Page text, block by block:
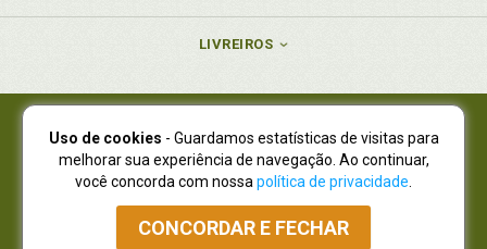
LIVREIROS
Juruá Editora Ltda., CNPJ 77.535.508/0001-19
Juruá Informática Ltda., CNPJ 01.701.561/0001-80
NOVO ENDEREÇO:R. Flávio Dallegrave, 7665, São Lourenço |
Curitiba - Paraná - CEP 82210-310
Atendimento: (41) 4009-3900|Vendas Atacado: (41) 4009-3939
Uso de cookies - Guardamos estatísticas de visitas para
melhorar sua experiência de navegação. Ao continuar,
você concorda com nossa política de privacidade
CONCORDAR E FECHAR